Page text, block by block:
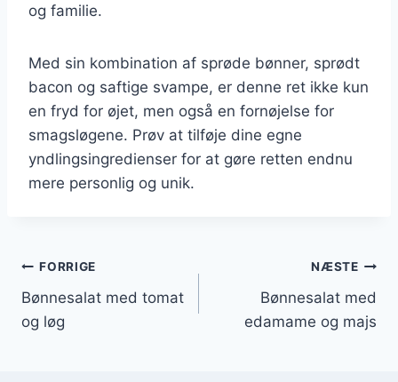
og familie.
Med sin kombination af sprøde bønner, sprødt
bacon og saftige svampe, er denne ret ikke kun
en fryd for øjet, men også en fornøjelse for
smagsløgene. Prøv at tilføje dine egne
yndlingsingredienser for at gøre retten endnu
mere personlig og unik.
Indlægsnavigation
FORRIGE
Bønnesalat med tomat
og løg
NÆSTE
Bønnesalat med
edamame og majs